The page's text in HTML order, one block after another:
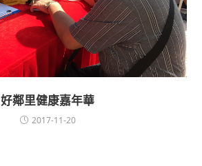
好鄰里健康嘉年華
2017-11-20